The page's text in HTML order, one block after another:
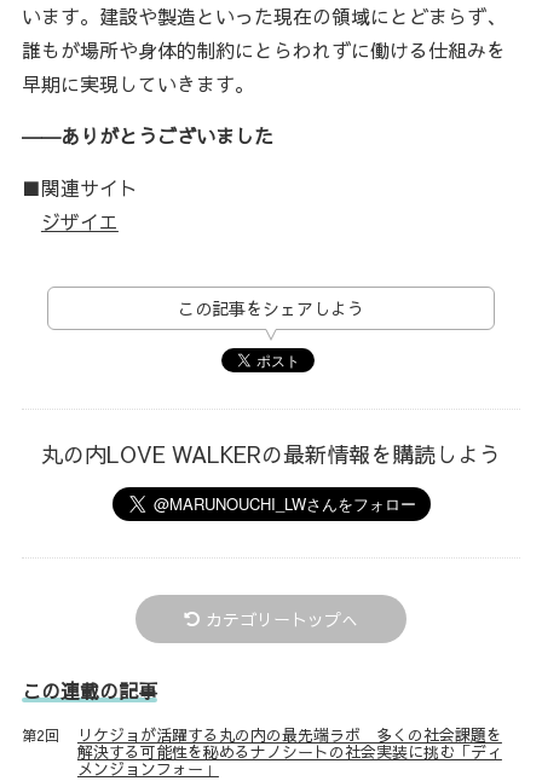
います。建設や製造といった現在の領域にとどまらず、
誰もが場所や身体的制約にとらわれずに働ける仕組みを
早期に実現していきます。
――ありがとうございました
■関連サイト
ジザイエ
この記事をシェアしよう
丸の内LOVE WALKERの最新情報を購読しよう
カテゴリートップへ
この連載の記事
第2回 リケジョが活躍する丸の内の最先端ラボ 多くの社会課題を
解決する可能性を秘めるナノシートの社会実装に挑む「ディ
メンジョンフォー」